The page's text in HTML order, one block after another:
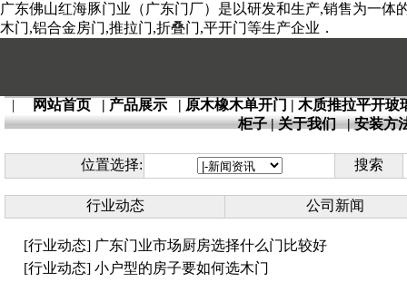
广东佛山红海豚门业（广东门厂）是以研发和生产,销售为一
木门,铝合金房门,推拉门,折叠门,平开门等生产企业．
| 网站首页 | 产品展示 | 原木橡木单开门 | 木质推拉平开玻
柜子|关于我们|安装方
位置选择: 搜索
行业动态 公司新闻
[行业动态] 广东门业市场厨房选择什么门比较好
[行业动态] 小户型的房子要如何选木门